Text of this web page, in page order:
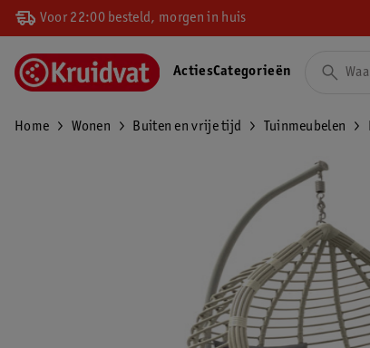
Voor 22:00 besteld, morgen in huis
ActiesCategorieën
Home Wonen Buiten en vrije tijd Tuinmeubelen